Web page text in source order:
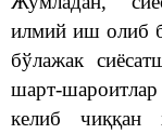
илмий иш олиб
бўлажак
шарт-
келиб чиққан